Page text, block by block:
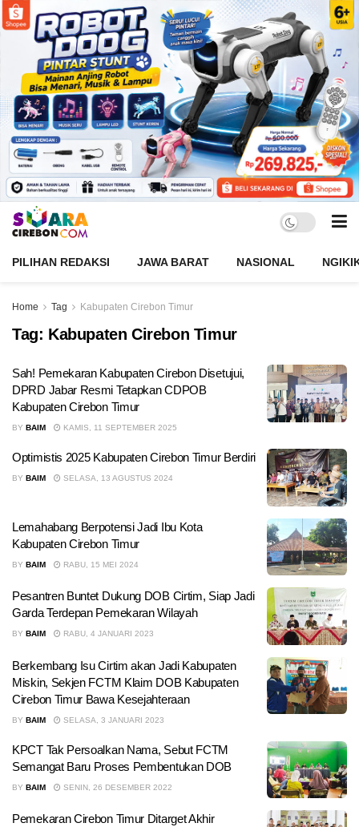
PILIHAN REDAKSI JAWA BARAT NASIONAL
Home Tag Kabupaten Cirebon Timur
Tag: Kabupaten Cirebon Timur
Sah! Pemekaran Kabupaten Cirebon Disetujui,
DPRD Jabar Resmi Tetapkan CDPOB
Kabupaten Cirebon Timur
BY BAIM KAMIS, 11 SEPTEMBER 2025
Optimistis 2025 Kabupaten Cirebon Timur Berdiri
BY BAIM SELASA, 13 AGUSTUS 2024
Lemahabang Berpotensi Jadi Ibu Kota
Kabupaten Cirebon Timur
BY BAIM RABU, 15 MEI 2024
Pesantren Buntet Dukung DOB Cirtim, Siap Jadi
Garda Terdepan Pemekaran Wilayah
BY BAIM RABU, 4 JANUARI 2023
Berkembang Isu Cirtim akan Jadi Kabupaten
Miskin, Sekjen FCTM Klaim DOB Kabupaten
Cirebon Timur Bawa Kesejahteraan
BY BAIM SELASA, 3 JANUARI 2023
KPCT Tak Persoalkan Nama, Sebut FCTM
Semangat Baru Proses Pembentukan DOB
BY BAIM SENIN, 26 DESEMBER 2022
Pemekaran Cirebon Timur Ditarget Akhir